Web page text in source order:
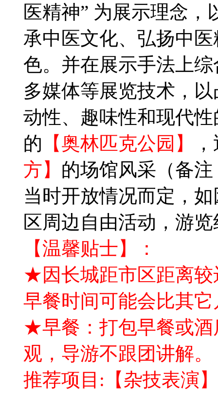
医精神” 为展示理念
承中医文化、弘扬中
色。并在展示手法上
多媒体等展览技术，
动性、趣味性和现代
的 【奥林匹克公园】
方】 的场馆风采（备
当时开放情况而定，
区周边自由活动，游
【温馨贴士】：
★因长城距市区距离较
早餐时间可能会比其
★早餐：打包早餐或酒
观，导游不跟团讲解。
推荐项目:【杂技表演